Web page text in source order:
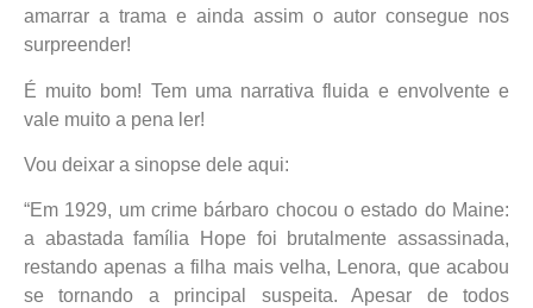
amarrar a trama e ainda assim o autor consegue nos
surpreender!
É muito bom! Tem uma narrativa fluida e envolvente e
vale muito a pena ler!
Vou deixar a sinopse dele aqui:
“Em 1929, um crime bárbaro chocou o estado do Maine:
a abastada família Hope foi brutalmente assassinada,
restando apenas a filha mais velha, Lenora, que acabou
se tornando a principal suspeita. Apesar de todos